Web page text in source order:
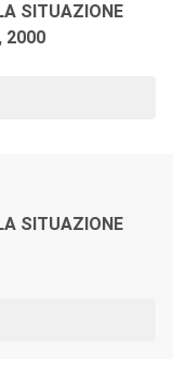
SITUAZIONE
2000
SITUAZIONE